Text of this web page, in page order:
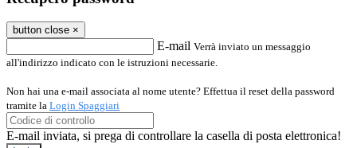
button close ×
E-mail Verrà inviato un messaggio
all'indirizzo indicato con le istruzioni necessarie.
Non hai una e-mail associata al nome utente? Effettua il reset della password
tramite la Login Spaggiari
E-mail inviata, si prega di controllare la casella di posta elettronica!